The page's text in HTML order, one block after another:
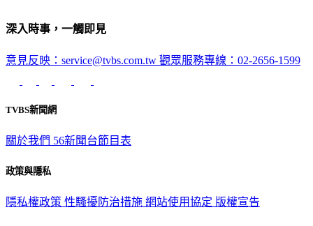
深入時事，一觸即見
意見反映：service@tvbs.com.tw 觀眾服務專線：02-2656-1599
TVBS新聞網
關於我們 56新聞台節目表
政策與隱私
隱私權政策 性騷擾防治措施 網站使用協定 版權宣告